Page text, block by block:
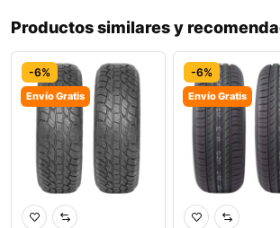
Productos similares y
-6%
Envío Gratis
-6%
Envío Gratis